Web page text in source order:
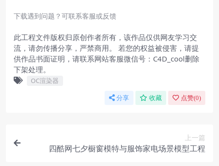
下载遇到问题？可联系客服或反馈
此工程文件版权归原创作者所有，该作品仅供网友学习交
流，请勿传播分享，严禁商用。 若您的权益被侵害，请提
供作品书面证明，请联系网站客服微信号：C4D_cool删除
下架处理。
OC渲染器
分享 收藏 点赞(0)
上一篇
四酷网七夕橱窗模特与服饰家电场景模型工程